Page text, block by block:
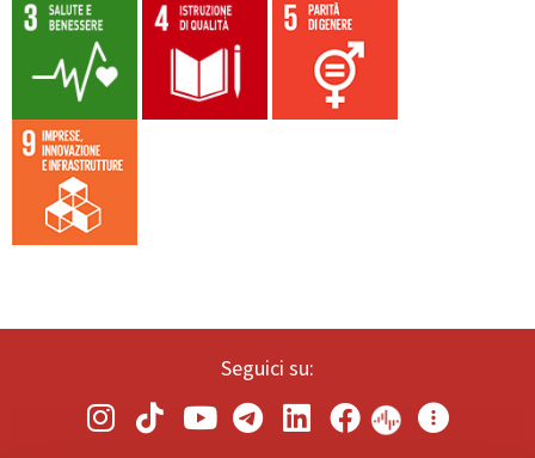
Seguici su: